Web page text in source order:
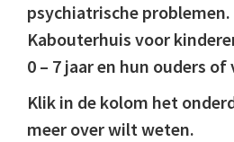
psychiatrische
Kabouterhuis voor
0 – 7 jaar en hun ouders
Klik in de kolom het
meer over wilt weten.